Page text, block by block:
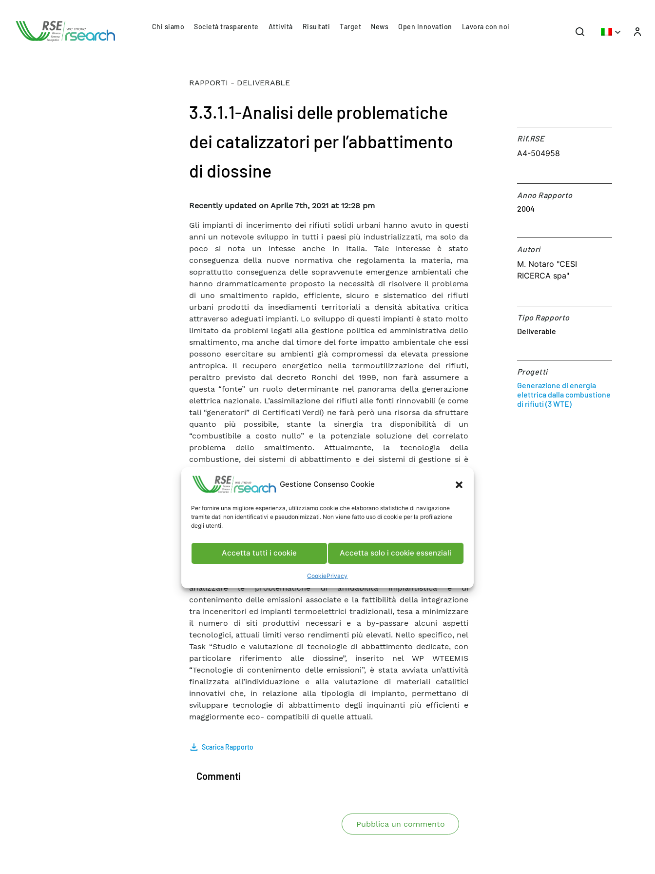
Gestione Consenso Cookie
Per fornire una migliore esperienza, utilizziamo cookie che elaborano statistiche di navigazione
tramite dati non identificativi e pseudonimizzati. Non viene fatto uso di cookie per la profilazione
degli utenti.
Accetta tutti i cookie Accetta solo i cookie essenziali
CookiePrivacy
Chi siamo Società trasparente Attività Risultati Target News Open Innovation Lavora con noi
RAPPORTI - DELIVERABLE
3.3.1.1-Analisi delle problematiche
dei catalizzatori per l’abbattimento
di diossine
Recently updated on Aprile 7th, 2021 at 12:28 pm
Gli impianti di incerimento dei rifiuti solidi urbani hanno avuto in questi
anni un notevole sviluppo in tutti i paesi più industrializzati, ma solo da
poco si nota un intesse anche in Italia. Tale interesse è stato
conseguenza della nuove normativa che regolamenta la materia, ma
soprattutto conseguenza delle sopravvenute emergenze ambientali che
hanno drammaticamente proposto la necessità di risolvere il problema
di uno smaltimento rapido, efficiente, sicuro e sistematico dei rifiuti
urbani prodotti da insediamenti territoriali a densità abitativa critica
attraverso adeguati impianti. Lo sviluppo di questi impianti è stato molto
limitato da problemi legati alla gestione politica ed amministrativa dello
smaltimento, ma anche dal timore del forte impatto ambientale che essi
possono esercitare su ambienti già compromessi da elevata pressione
antropica. Il recupero energetico nella termoutilizzazione dei rifiuti,
peraltro previsto dal decreto Ronchi del 1999, non farà assumere a
questa “fonte” un ruolo determinante nel panorama della generazione
elettrica nazionale. L’assimilazione dei rifiuti alle fonti rinnovabili (e come
tali “generatori” di Certificati Verdi) ne farà però una risorsa da sfruttare
quanto più possibile, stante la sinergia tra disponibilità di un
“combustibile a costo nullo” e la potenziale soluzione del correlato
problema dello smaltimento. Attualmente, la tecnologia della
combustione, dei sistemi di abbattimento e dei sistemi di gestione si è
prodotte e immesse nell’ambiente in seguito all’incerimento dei rifiuti.
Tutto ciò è l’ovvia premessa di una notevole domanda di ricerca e
sviluppo che comprende diversi settori, tra i quali possono essere
considerati prioritari: – lo studio dei meccanismi di formazione degli
inquinanti; – lo studio delle tecnologie di abbattimento alle emissioni e
valutazione della loro efficienza; – la valutazione dell’impatto
ambientale complessivo. In tale contesto, nell’ambito del progetto GEN
21, il sottoprogetto WTE è stato rivolto in particolare alle tecnologie per
massimizzare il recupero energetico dalla “fonte rifiuti” tentando di
analizzare le problematiche di affidabilità impiantistica e di
contenimento delle emissioni associate e la fattibilità della integrazione
tra inceneritori ed impianti termoelettrici tradizionali, tesa a minimizzare
il numero di siti produttivi necessari e a by-passare alcuni aspetti
tecnologici, attuali limiti verso rendimenti più elevati. Nello specifico, nel
Task “Studio e valutazione di tecnologie di abbattimento dedicate, con
particolare riferimento alle diossine”, inserito nel WP WTEEMIS
“Tecnologie di contenimento delle emissioni”, è stata avviata un’attività
finalizzata all’individuazione e alla valutazione di materiali catalitici
innovativi che, in relazione alla tipologia di impianto, permettano di
sviluppare tecnologie di abbattimento degli inquinanti più efficienti e
maggiormente eco- compatibili di quelle attuali.
Scarica Rapporto
Rif.RSE​
A4-504958
Anno Rapporto
2004
Autori​
M. Notaro "CESI
RICERCA spa"
Tipo Rapporto
Deliverable
Progetti
Generazione di energia
elettrica dalla combustione
di rifiuti (3 WTE)
Commenti
Pubblica un commento